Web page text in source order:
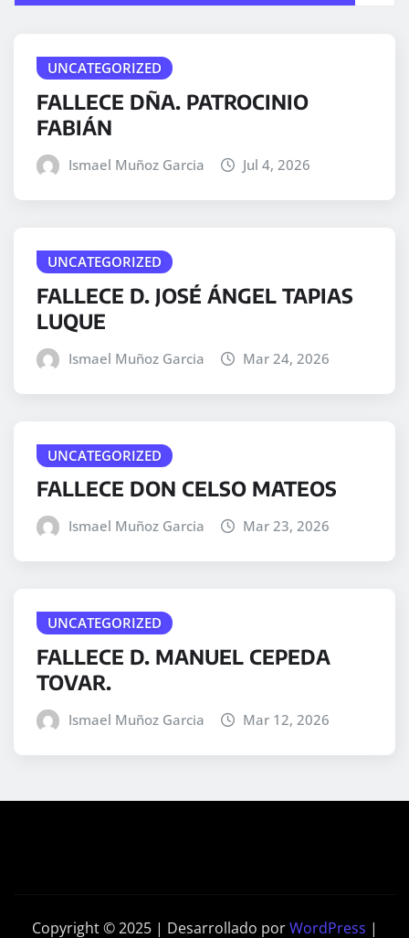
UNCATEGORIZED
FALLECE DÑA. PATROCINIO
FABIÁN
Ismael Muñoz Garcia Jul 4, 2026
UNCATEGORIZED
FALLECE D. JOSÉ ÁNGEL TAPIAS
LUQUE
Ismael Muñoz Garcia Mar 24, 2026
UNCATEGORIZED
FALLECE DON CELSO MATEOS
Ismael Muñoz Garcia Mar 23, 2026
UNCATEGORIZED
FALLECE D. MANUEL CEPEDA
TOVAR.
Ismael Muñoz Garcia Mar 12, 2026
Copyright © 2025 | Desarrollado porWordPress |